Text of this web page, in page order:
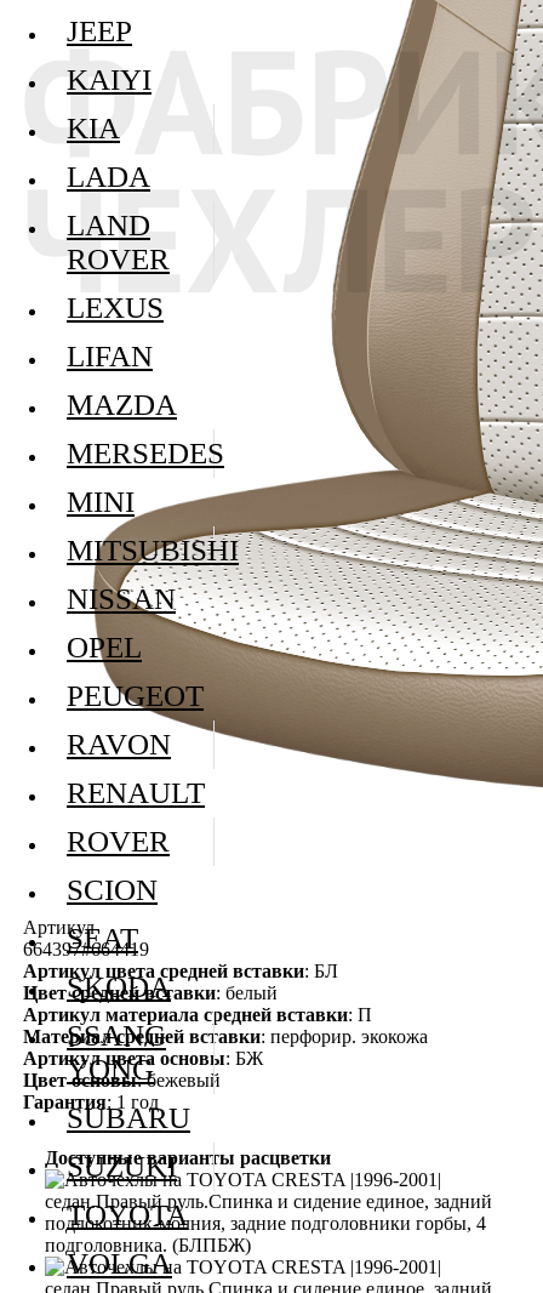
Артикул
664397#664419
Артикул цвета средней вставки: БЛ
Цвет средней вставки: белый
Артикул материала средней вставки: П
Материал средней вставки: перфорир. экокожа
Артикул цвета основы: БЖ
Цвет основы: бежевый
Гарантия: 1 год
Доступные варианты расцветки
JEEP
KAIYI
KIA
LADA
LAND
ROVER
LEXUS
LIFAN
MAZDA
MERSEDES
MINI
MITSUBISHI
NISSAN
OPEL
PEUGEOT
RAVON
RENAULT
ROVER
SCION
SEAT
SKODA
SSANG
YONG
SUBARU
SUZUKI
TOYOTA
VOLGA